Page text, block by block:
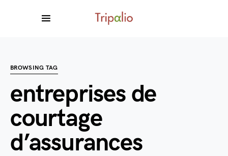
BROWSING TAG
entreprises de
courtage
d’assurances